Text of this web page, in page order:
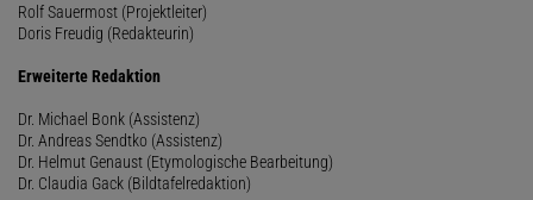
Rolf Sauermost (Projektleiter)
Doris Freudig (Redakteurin)
Erweiterte Redaktion
Dr. Michael Bonk (Assistenz)
Dr. Andreas Sendtko (Assistenz)
Dr. Helmut Genaust (Etymologische Bearbeitung)
Dr. Claudia Gack (Bildtafelredaktion)